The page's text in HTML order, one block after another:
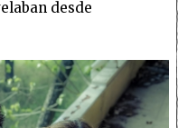
desde